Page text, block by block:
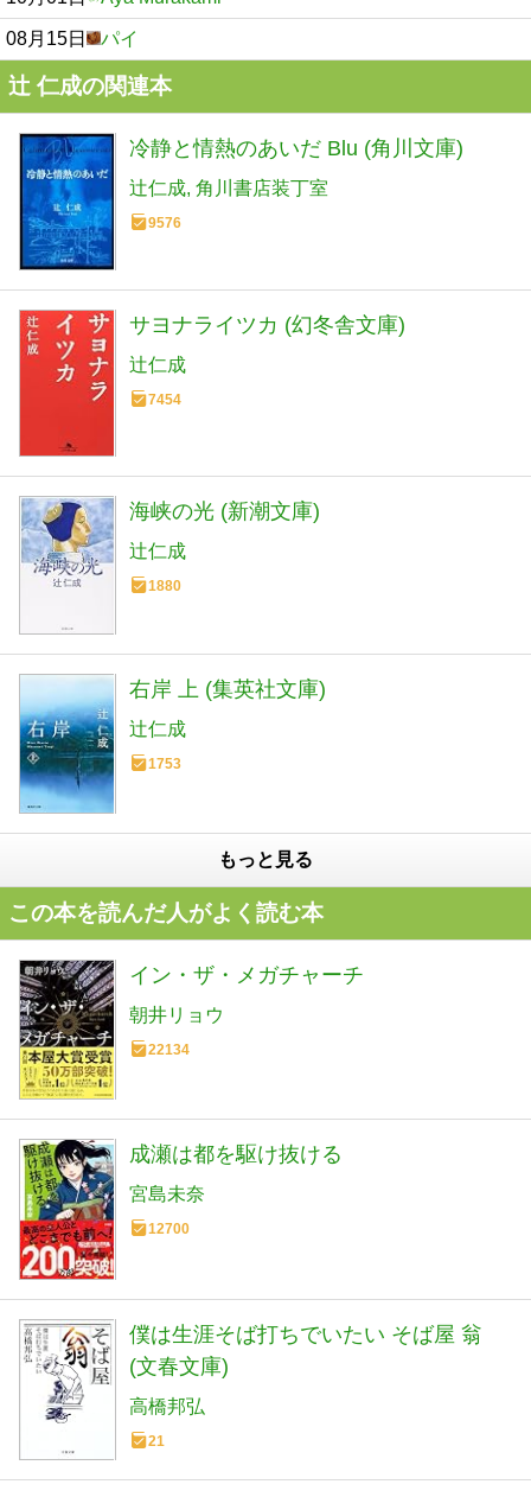
08月15日 パイ
辻 仁成の関連本
冷静と情熱のあいだ Blu (角川文庫)
辻仁成 角川書店装丁室
9576
サヨナライツカ (幻冬舎文庫)
辻仁成
7454
海峡の光 (新潮文庫)
辻仁成
1880
右岸 上 (集英社文庫)
辻仁成
1753
もっと見る
この本を読んだ人がよく読む本
イン・ザ・メガチャーチ
朝井リョウ
22134
成瀬は都を駆け抜ける
宮島未奈
12700
僕は生涯そば打ちでいたい そば屋 翁
(文春文庫)
高橋邦弘
21